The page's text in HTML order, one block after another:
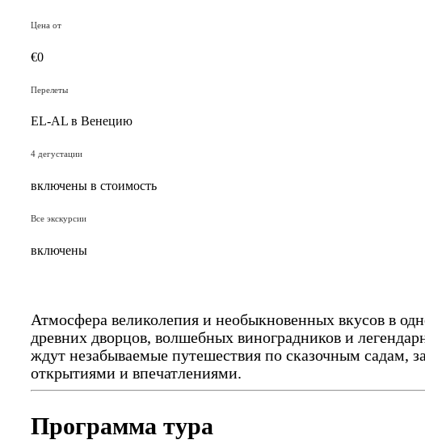
Цена от
€0
Перелеты
EL-AL в Венецию
4 дегустации
включены в стоимость
Все экскурсии
включены
Атмосфера великолепия и необыкновенных вкусов в
древних дворцов, волшебных виноградников и
ждут незабываемые путешествия по сказочным
открытиями и впечатлениями.
Программа тура